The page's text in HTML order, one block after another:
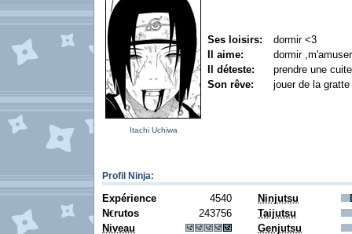
Itachi Uchiwa
Ses loisirs:
dormir <3
Il aime:
dormir
Il déteste:
prendre une
Son rêve:
jouer de la
Profil Ninja:
Expérience 4540
Ninjutsu
N€rutos 243756
Taijutsu
Niveau
Genjutsu